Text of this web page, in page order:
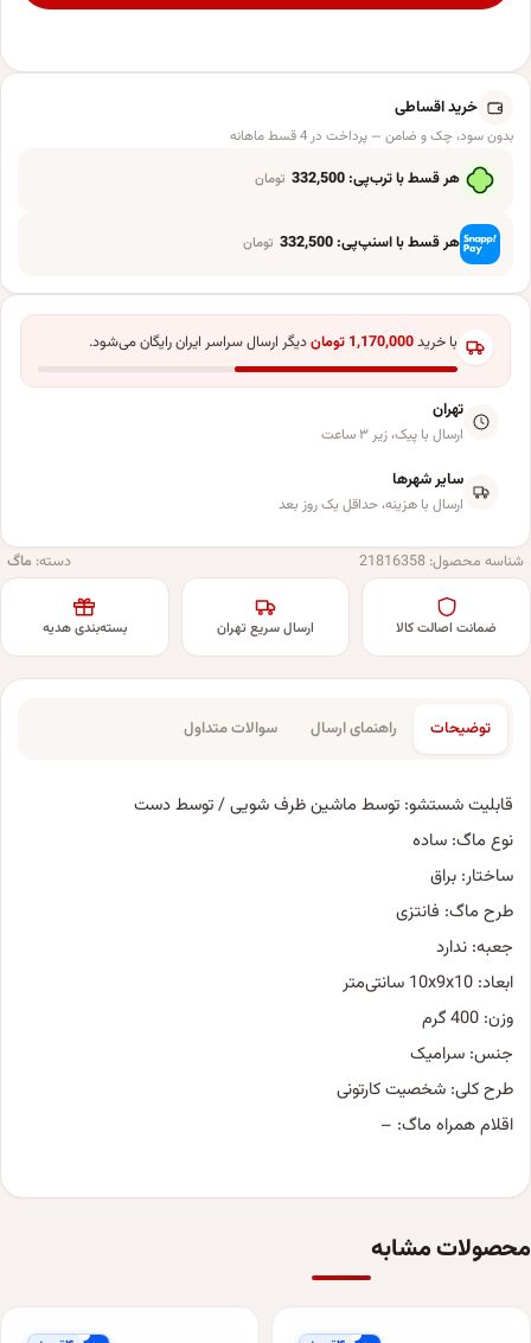
خرید اقساطی
بدون سود، چک و ضامن — پرداخت در 4 قسط ماهانه
هر قسط با ترب‌پی:332,500 تومان
هر قسط با اسنپ‌پی:332,500 تومان
با خرید1,170,000 توماندیگر ارسال سراسر ایران رایگان می‌شود.
تهران
ارسال با پیک، زیر ۳ ساعت
سایر شهرها
ارسال با هزینه، حداقل یک روز بعد
شناسه محصول: 21816358 دسته: ماگ
ضمانت اصالت کالا ارسال سریع تهران بسته‌بندی هدیه
توضیحات راهنمای ارسال سوالات متداول
قابلیت شستشو: توسط ماشین ظرف شویی / توسط دست
نوع ماگ: ساده
ساختار: براق
طرح ماگ: فانتزی
جعبه: ندارد
ابعاد: 10x9x10 سانتی‌متر
وزن: 400 گرم
جنس: سرامیک
طرح کلی: شخصیت کارتونی
اقلام همراه ماگ: –
محصولات مشابه